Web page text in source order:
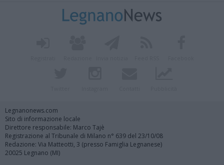
Legnanonews.com
Sito di informazione locale
Direttore responsabile: Marco Tajè
Registrazione al Tribunale di Milano n° 639 del 23/10/08
Redazione: Via Matteotti, 3 (presso Famiglia Legnanese)
20025 Legnano (MI)